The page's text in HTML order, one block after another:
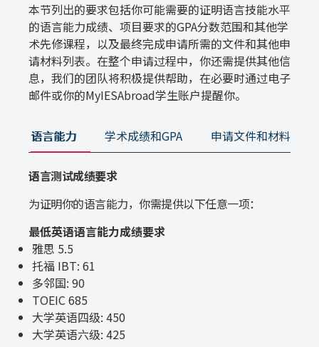
本节列出的要求包括你可能需要的证明语言技能水平
的语言能力成绩、项目要求的GPA分数范围和其他学
术先修课程，以及最终完成申请所需的文件和其他申
请材料列表。在整个申请过程中，你还需提供其他信
息，我们的团队将积极提供帮助，在必要时通过电子
邮件或你的MyIESAbroad学生账户提醒你。
语言能力 学术成绩和GPA 申请文件和材料
语言测试成绩要求
为证明你的语言能力，你需提供以下任意一项：
最低英语语言能力成绩要求
雅思 5.5
托福 IBT: 61
多邻国: 90
TOEIC 685
大学英语四级: 450
大学英语六级: 425